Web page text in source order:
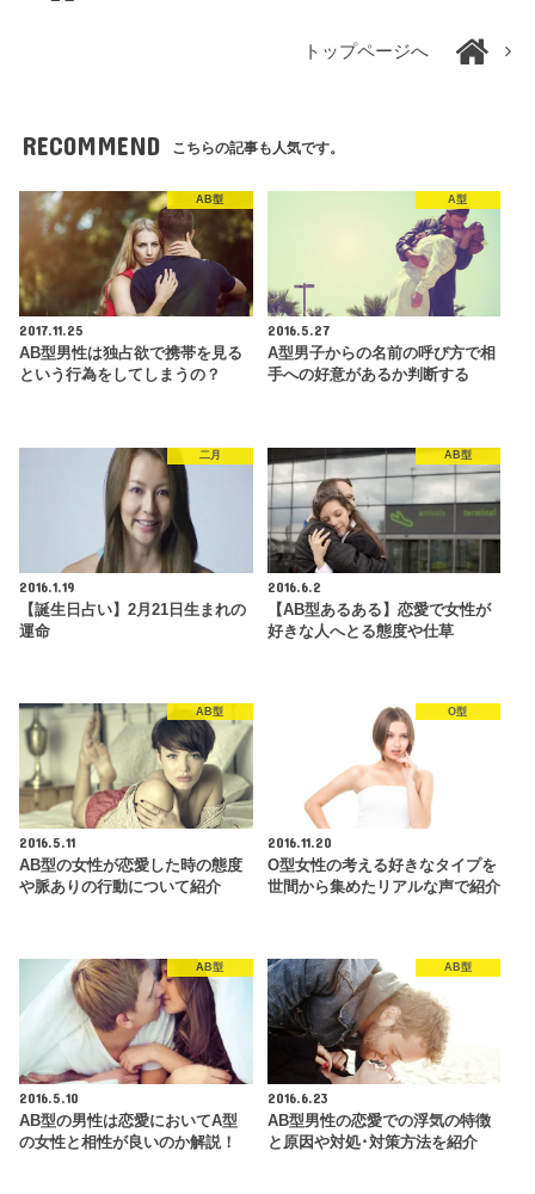
トップページへ
RECOMMEND こちらの記事も人気です。
AB型
2017.11.25
AB型男性は独占欲で携帯を見る
という行為をしてしまうの？
A型
2016.5.27
A型男子からの名前の呼び方で相
手への好意があるか判断する
二月
2016.1.19
【誕生日占い】2月21日生まれの
運命
AB型
2016.6.2
【AB型あるある】恋愛で女性が
好きな人へとる態度や仕草
AB型
2016.5.11
AB型の女性が恋愛した時の態度
や脈ありの行動について紹介
O型
2016.11.20
O型女性の考える好きなタイプを
世間から集めたリアルな声で紹介
AB型
2016.5.10
AB型の男性は恋愛においてA型
の女性と相性が良いのか解説！
AB型
2016.6.23
AB型男性の恋愛での浮気の特徴
と原因や対処･対策方法を紹介